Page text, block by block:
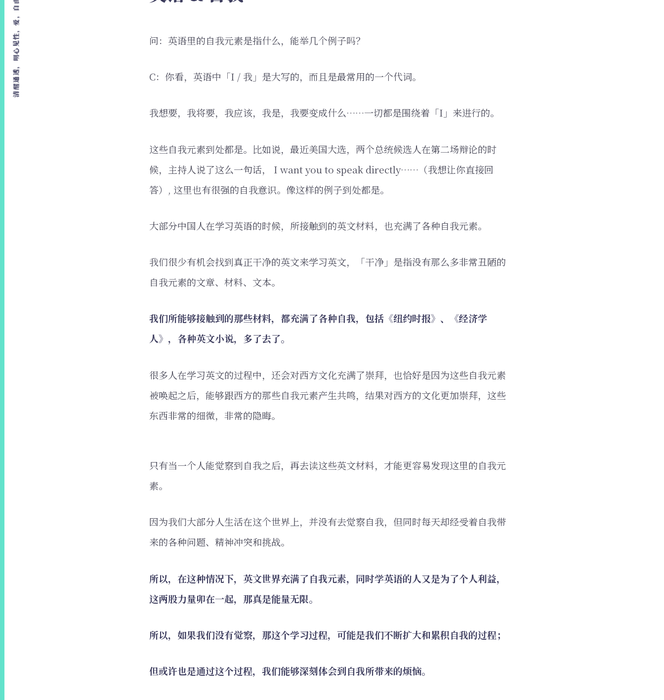
问：英语里的自我元素是指什么，能举几个例子吗？
C：你看，英语中「I / 我」是大写的，而且是最常用的一个代词。
我想要，我将要，我应该，我是，我要变成什么……一切都是围绕着「I」来进行的。
这些自我元素到处都是。比如说，最近美国大选，两个总统候选人在第二场辩论的时
候，主持人说了这么一句话， I want you to speak directly……（我想让你直接回
答）, 这里也有很强的自我意识。像这样的例子到处都是。
大部分中国人在学习英语的时候，所接触到的英文材料，也充满了各种自我元素。
我们很少有机会找到真正干净的英文来学习英文，「干净」是指没有那么多非常丑陋的
自我元素的文章、材料、文本。
我们所能够接触到的那些材料，都充满了各种自我，包括《纽约时报》、《经济学
人》，各种英文小说，多了去了。
很多人在学习英文的过程中，还会对西方文化充满了崇拜，也恰好是因为这些自我元素
被唤起之后，能够跟西方的那些自我元素产生共鸣，结果对西方的文化更加崇拜，这些
东西非常的细微，非常的隐晦。
只有当一个人能觉察到自我之后，再去读这些英文材料，才能更容易发现这里的自我元
素。
因为我们大部分人生活在这个世界上，并没有去觉察自我，但同时每天却经受着自我带
来的各种问题、精神冲突和挑战。
所以，在这种情况下，英文世界充满了自我元素，同时学英语的人又是为了个人利益，
这两股力量卯在一起，那真是能量无限。
所以，如果我们没有觉察，那这个学习过程，可能是我们不断扩大和累积自我的过程；
但或许也是通过这个过程，我们能够深刻体会到自我所带来的烦恼。
清醒通透，明心见性，爱，自由，行动